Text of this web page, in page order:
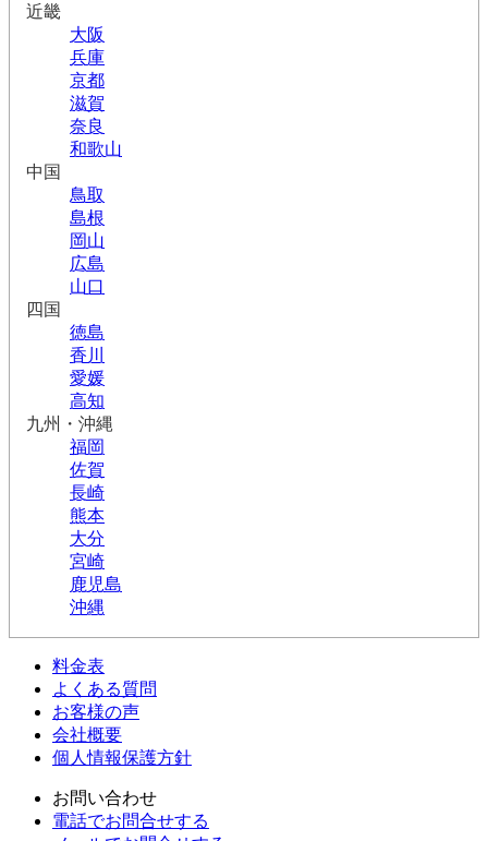
近畿
大阪
兵庫
京都
滋賀
奈良
和歌山
中国
鳥取
島根
岡山
広島
山口
四国
徳島
香川
愛媛
高知
九州・沖縄
福岡
佐賀
長崎
熊本
大分
宮崎
鹿児島
沖縄
料金表
よくある質問
お客様の声
会社概要
個人情報保護方針
お問い合わせ
電話でお問合せする